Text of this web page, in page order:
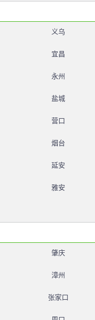
义乌
宜昌
永州
盐城
营口
烟台
延安
雅安
肇庆
漳州
张家口